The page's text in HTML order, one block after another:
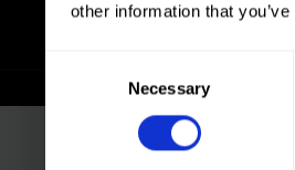
other information that
Necessary